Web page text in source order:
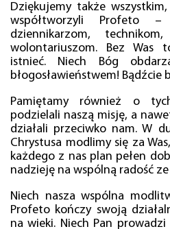
Dziękujemy także
współtworzyli Profeto –
dziennikarzom,
wolontariuszom. Bez Was
istnieć. Niech Bóg
błogosławieństwem! Bądźcie
Pamiętamy również o
podzielali naszą misję, a
działali przeciwko nam. W
Chrystusa modlimy się za
każdego z nas plan pełen
nadzieję na wspólną radość
Niech nasza wspólna
Profeto kończy swoją
na wieki. Niech Pan